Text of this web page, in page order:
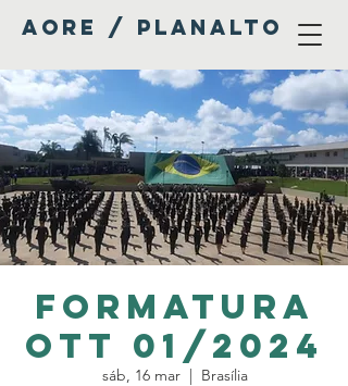
AORE / PLANALTO
Formatura
OTT 01/2024
sáb, 16 mar
  |
Brasília